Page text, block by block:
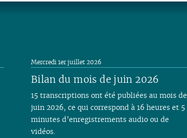
Bilan du mois de juin 2026
Mercredi 1er juillet 2026
15 transcriptions ont été publiées au mois de
juin 2026, ce qui correspond à 16 heures et 5
minutes d’enregistrements audio ou de
vidéos.